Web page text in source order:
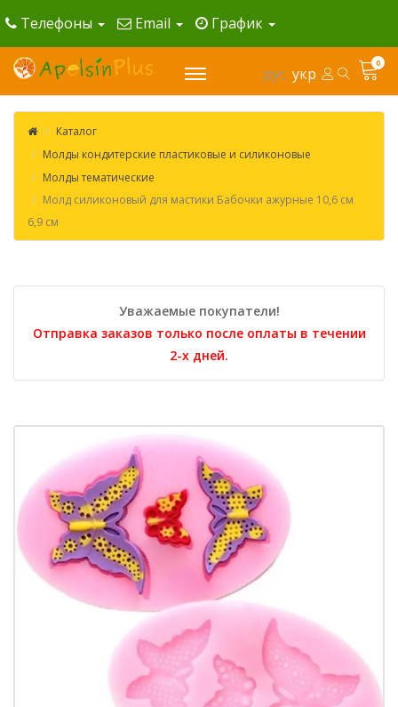
Телефоны Email График
рус укр
0
Каталог
Молды кондитерские пластиковые и силиконовые
Молды тематические
Молд силиконовый для мастики Бабочки ажурные 10,6 см
6,9 см
Уважаемые покупатели!
Отправка заказов только после оплаты в течении
2-х дней.